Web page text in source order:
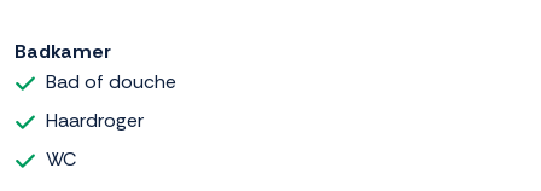
Badkamer
Bad of douche
Haardroger
WC